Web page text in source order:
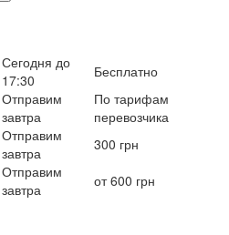
Сегодня до
17:30
Бесплатно
Отправим
завтра
По тарифам
перевозчика
Отправим
завтра
300 грн
Отправим
завтра
от 600 грн